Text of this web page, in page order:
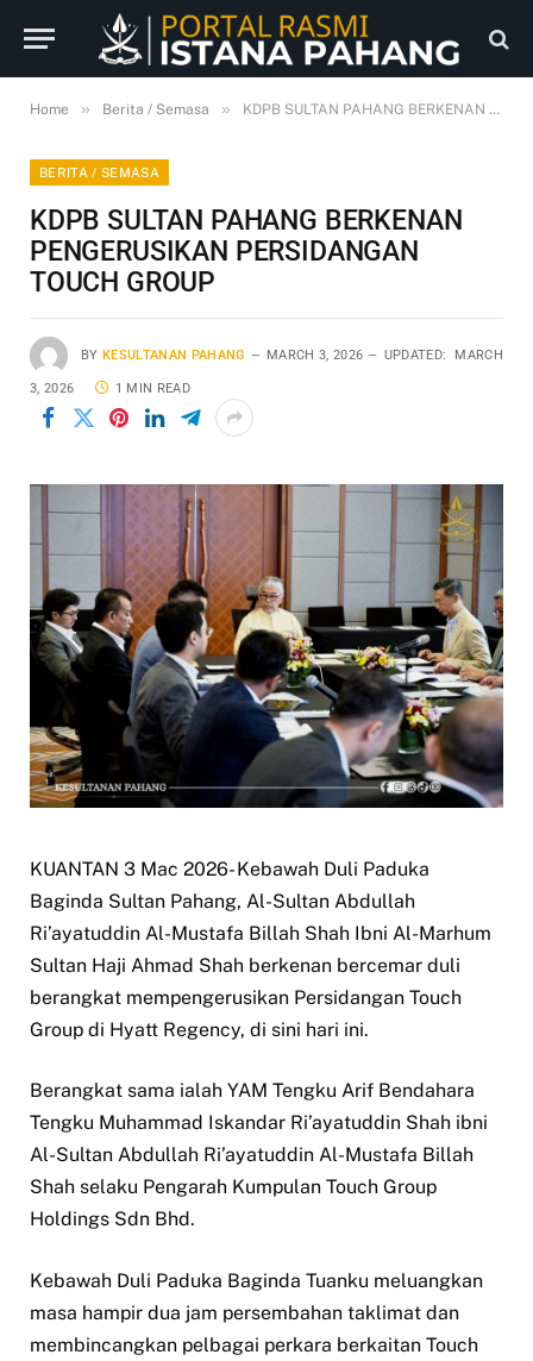
Home » Berita / Semasa » KDPB SULTAN PAHANG BERKENAN PENGERUSIKAN PERSIDANGAN TOUCH GROUP
BERITA / SEMASA
KDPB SULTAN PAHANG BERKENAN
PENGERUSIKAN PERSIDANGAN
TOUCH GROUP
BY KESULTANAN PAHANG MARCH 3, 2026 UPDATED: MARCH
3, 2026 1 MIN READ
KUANTAN 3 Mac 2026- Kebawah Duli Paduka
Baginda Sultan Pahang, Al-Sultan Abdullah
Ri’ayatuddin Al-Mustafa Billah Shah Ibni Al-Marhum
Sultan Haji Ahmad Shah berkenan bercemar duli
berangkat mempengerusikan Persidangan Touch
Group di Hyatt Regency, di sini hari ini.
Berangkat sama ialah YAM Tengku Arif Bendahara
Tengku Muhammad Iskandar Ri’ayatuddin Shah ibni
Al-Sultan Abdullah Ri’ayatuddin Al-Mustafa Billah
Shah selaku Pengarah Kumpulan Touch Group
Holdings Sdn Bhd.
Kebawah Duli Paduka Baginda Tuanku meluangkan
masa hampir dua jam persembahan taklimat dan
membincangkan pelbagai perkara berkaitan Touch